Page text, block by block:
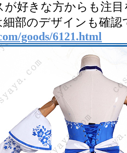
が好きな方からも注
部のデザインも確認
goods/6121.html